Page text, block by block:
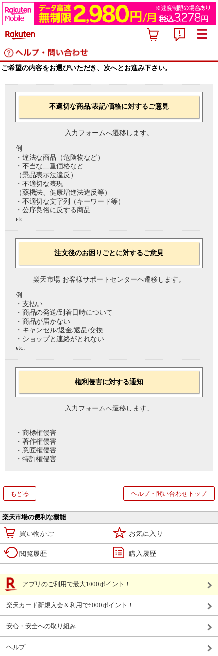
ご希望の内容をお選びいただき、次へとお進み下さい。
不適切な商品/表記/価格に対するご意見
入力フォームへ遷移します。
例
・違法な商品（危険物など）
・不当な二重価格など
（景品表示法違反）
・不適切な表現
（薬機法、健康増進法違反等）
・不適切な文字列（キーワード等）
・公序良俗に反する商品
etc.
注文後のお困りごとに対するご意見
楽天市場 お客様サポートセンターへ遷移します。
例
・支払い
・商品の発送/到着日時について
・商品が届かない
・キャンセル/返金/返品/交換
・ショップと連絡がとれない
etc.
権利侵害に対する通知
入力フォームへ遷移します。
・商標権侵害
・著作権侵害
・意匠権侵害
・特許権侵害
もどる ヘルプ・問い合わせトップ
楽天市場の便利な機能
買い物かご お気に入り
閲覧履歴 購入履歴
アプリのご利用で最大1000ポイント！
楽天カード新規入会＆利用で5000ポイント！
安心・安全への取り組み
ヘルプ